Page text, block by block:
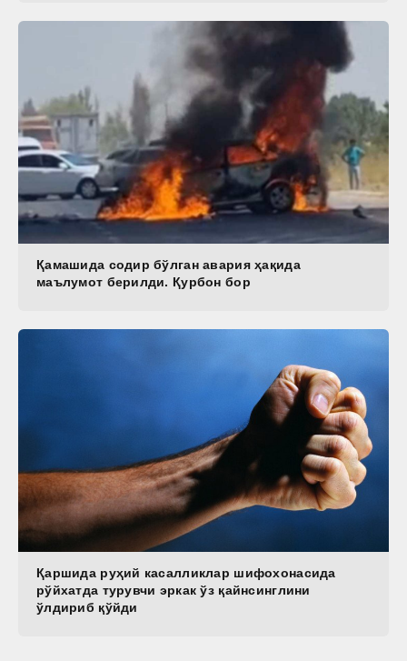
Қамашида содир бўлган авария ҳақида
маълумот берилди. Қурбон бор
Қаршида руҳий касалликлар шифохонасида
рўйхатда турувчи эркак ўз қайнсинглини
ўлдириб қўйди